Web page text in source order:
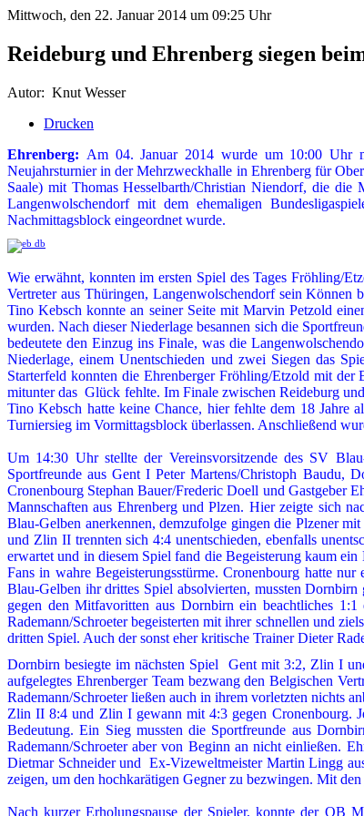
Mittwoch, den 22. Januar 2014 um 09:25 Uhr
Reideburg und Ehrenberg siegen
Autor: Knut Wesser
Drucken
Ehrenberg: Am 04. Januar 2014 wurde um 10:00 Uhr
Neujahrsturnier in der Mehrzweckhalle in Ehrenberg für
Saale) mit Thomas Hesselbarth/Christian Niendorf, die die
Langenwolschendorf mit dem ehemaligen
Nachmittagsblock eingeordnet wurde.
Wie erwähnt, konnten im ersten Spiel des Tages Fröhling/
Vertreter aus Thüringen, Langenwolschendorf sein Können
Tino Kebsch konnte an seiner Seite mit Marvin Petzold
wurden. Nach dieser Niederlage besannen sich die
bedeutete den Einzug ins Finale, was die
Niederlage, einem Unentschieden und zwei Siegen das
Starterfeld konnten die Ehrenberger Fröhling/Etzold mit
mitunter das Glück fehlte. Im Finale zwischen Reideburg
Tino Kebsch hatte keine Chance, hier fehlte dem 18 Jahre
Turniersieg im Vormittagsblock überlassen. Anschließend
Um 14:30 Uhr stellte der Vereinsvorsitzende des SV
Sportfreunde aus Gent I Peter Martens/Christoph
Cronenbourg Stephan Bauer/Frederic Doell und Gastgeber
Mannschaften aus Ehrenberg und Plzen. Hier zeigte sich
Blau-Gelben anerkennen, demzufolge gingen die Plzener
und Zlin II trennten sich 4:4 unentschieden, ebenfalls
erwartet und in diesem Spiel fand die Begeisterung kaum
Fans in wahre Begeisterungsstürme. Cronenbourg hatte
Blau-Gelben ihr drittes Spiel absolvierten, mussten
gegen den Mitfavoritten aus Dornbirn ein beachtliches
Rademann/Schroeter begeisterten mit ihrer schnellen und
dritten Spiel. Auch der sonst eher kritische Trainer Dieter
Dornbirn besiegte im nächsten Spiel Gent mit 3:2, Zlin I
aufgelegtes Ehrenberger Team bezwang den Belgischen
Rademann/Schroeter ließen auch in ihrem vorletzten nichts
Zlin II 8:4 und Zlin I gewann mit 4:3 gegen Cronenbourg.
Bedeutung. Ein Sieg mussten die Sportfreunde aus
Rademann/Schroeter aber von Beginn an nicht einließen.
Dietmar Schneider und Ex-Vizeweltmeister Martin Lingg
zeigen, um den hochkarätigen Gegner zu bezwingen. Mit
Nach kurzer Erholungspause der Spieler, konnte der OB